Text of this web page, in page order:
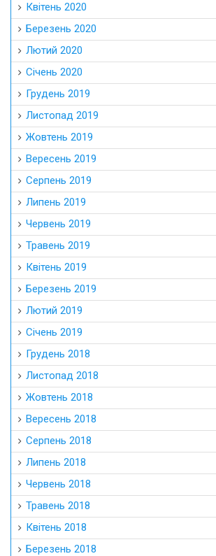
Квітень 2020
Березень 2020
Лютий 2020
Січень 2020
Грудень 2019
Листопад 2019
Жовтень 2019
Вересень 2019
Серпень 2019
Липень 2019
Червень 2019
Травень 2019
Квітень 2019
Березень 2019
Лютий 2019
Січень 2019
Грудень 2018
Листопад 2018
Жовтень 2018
Вересень 2018
Серпень 2018
Липень 2018
Червень 2018
Травень 2018
Квітень 2018
Березень 2018